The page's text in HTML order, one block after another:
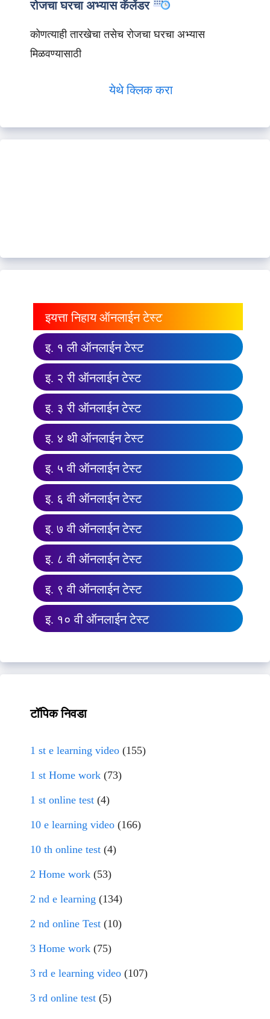
रोजचा घरचा अभ्यास कॅलेंडर
कोणत्याही तारखेचा तसेच रोजचा घरचा अभ्यास
मिळवण्यासाठी
येथे क्लिक करा
इयत्ता निहाय ऑनलाईन टेस्ट
इ. १ ली ऑनलाईन टेस्ट
इ. २ री ऑनलाईन टेस्ट
इ. ३ री ऑनलाईन टेस्ट
इ. ४ थी ऑनलाईन टेस्ट
इ. ५ वी ऑनलाईन टेस्ट
इ. ६ वी ऑनलाईन टेस्ट
इ. ७ वी ऑनलाईन टेस्ट
इ. ८ वी ऑनलाईन टेस्ट
इ. ९ वी ऑनलाईन टेस्ट
इ. १० वी ऑनलाईन टेस्ट
टॉपिक निवडा
1 st e learning video (155)
1 st Home work (73)
1 st online test (4)
10 e learning video (166)
10 th online test (4)
2 Home work (53)
2 nd e learning (134)
2 nd online Test (10)
3 Home work (75)
3 rd e learning video (107)
3 rd online test (5)